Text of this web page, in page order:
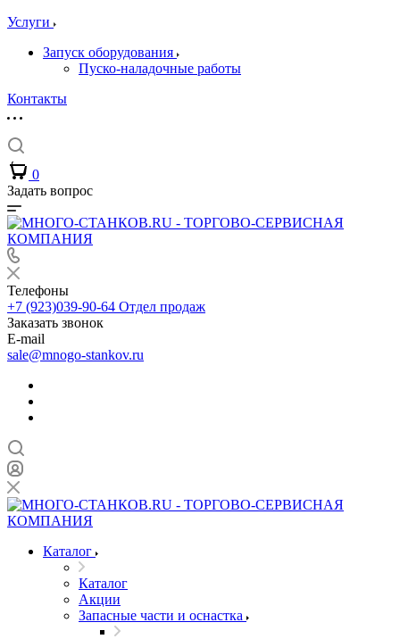
Услуги
Запуск оборудования
Пуско-наладочные работы
Контакты
0
Задать вопрос
Телефоны
+7 (923)039-90-64 Отдел продаж
Заказать звонок
E-mail
sale@mnogo-stankov.ru
Каталог
Каталог
Акции
Запасные части и оснастка